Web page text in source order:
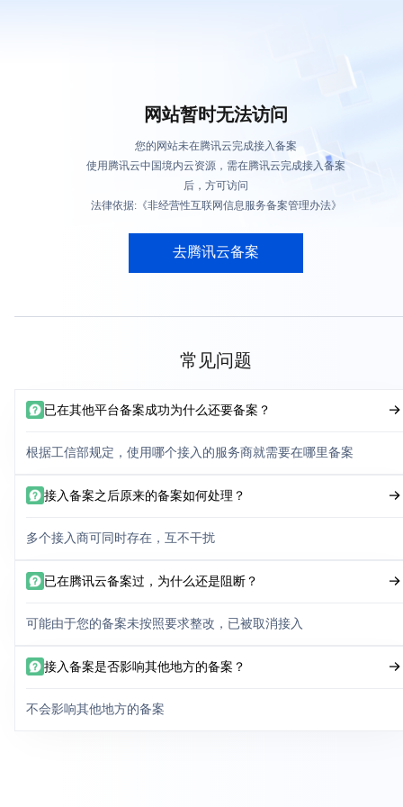
网站暂时无法访问
您的网站未在腾讯云完成接入备案
使用腾讯云中国境内云资源，需在腾讯云完成接入备案
后，方可访问
法律依据:《非经营性互联网信息服务备案管理办法》
去腾讯云备案
常见问题
已在其他平台备案成功为什么还要备案？
根据工信部规定，使用哪个接入的服务商就需要在哪里备案
接入备案之后原来的备案如何处理？
多个接入商可同时存在，互不干扰
已在腾讯云备案过，为什么还是阻断？
可能由于您的备案未按照要求整改，已被取消接入
接入备案是否影响其他地方的备案？
不会影响其他地方的备案